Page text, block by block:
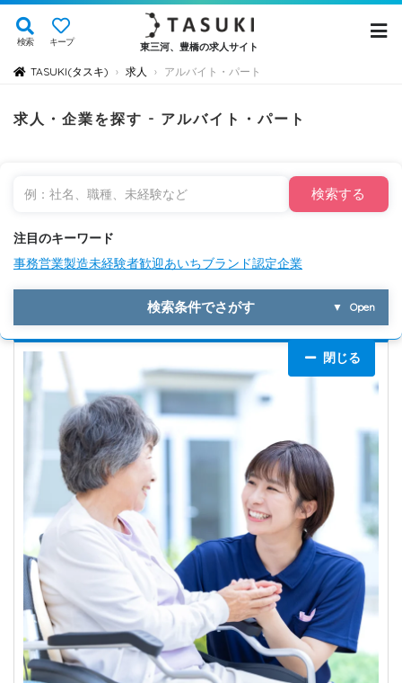
検索 キープ 東三河、豊橋の求人サイト
TASUKI(タスキ) › 求人 › アルバイト・パート
求人・企業を探す - アルバイト・パート
検索する
注目のキーワード
事務営業製造未経験者歓迎あいちブランド認定企業
検索条件でさがす ▼ Open
閉じる